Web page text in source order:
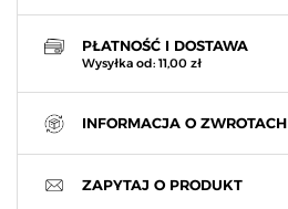
PŁATNOŚĆ I DOSTAWA
Wysyłka od: 11,00 zł
INFORMACJA O ZWROTACH
ZAPYTAJ O PRODUKT